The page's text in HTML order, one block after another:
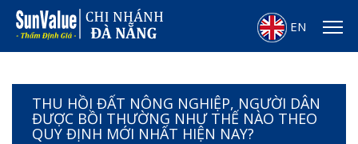
EN
THU HỒI ĐẤT NÔNG NGHIỆP, NGƯỜI DÂN
ĐƯỢC BỒI THƯỜNG NHƯ THẾ NÀO THEO
QUY ĐỊNH MỚI NHẤT HIỆN NAY?